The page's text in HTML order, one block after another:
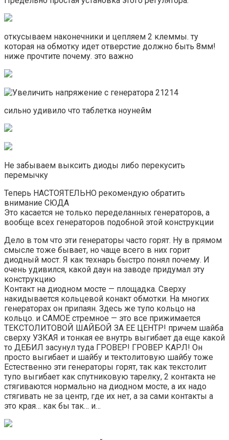
откусываем наконечники и цепляем 2 клеммы. ту
которая на обмотку идет отверстие должно быть 8мм!
ниже прочтите почему. это важно
сильно удивило что таблетка ноунейм
Не забываем выксить диоды либо перекусить
перемычку
Теперь НАСТОЯТЕЛЬНО рекомендую обратить
внимание СЮДА
Это касается не только переделанных генераторов, а
вообще всех генераторов подобной этой конструкции
Дело в том что эти генераторы часто горят. Ну в прямом
смысле тоже бывает, но чаще всего в них горит
диодный мост. Я как технарь быстро понял почему. И
очень удивился, какой даун на заводе придумал эту
конструкцию
Контакт на диодном мосте — площадка. Сверху
накидывается кольцевой конакт обмотки. На многих
генераторах он припаян. Здесь же тупо кольцо на
кольцо. и САМОЕ стремное — это все прижимается
ТЕКСТОЛИТОВОЙ ШАЙБОЙ ЗА ЕЕ ЦЕНТР! причем шайба
сверху УЗКАЯ и тонкая ее внутрь выгибает да еще какой
то ДЕБИЛ засунул туда ГРОВЕР! ГРОВЕР КАРЛ! Он
просто выгибает и шайбу и тектолитовую шайбу тоже
Естественно эти генераторы горят, так как текстолит
тупо выгибает как спутниковую тарелку, 2 контакта не
стягиваются нормально на диодном мосте, а их надо
стягивать не за центр, где их нет, а за сами контакты а
это края… как бы так… и…